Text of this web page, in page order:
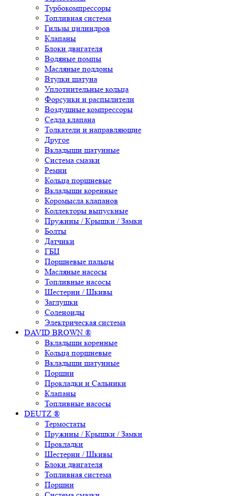
Турбокомпрессоры
Топливная система
Гильзы цилиндров
Клапаны
Блоки двигателя
Водяные помпы
Масляные поддоны
Втулки шатуна
Уплотнительные кольца
Форсунки и распылители
Воздушные компрессоры
Седла клапана
Толкатели и направляющие
Другое
Вкладыши шатунные
Система смазки
Ремни
Кольца поршневые
Вкладыши коренные
Коромысла клапанов
Коллекторы выпускные
Пружины / Крышки / Замки
Болты
Датчики
ГБЦ
Поршневые пальцы
Масляные насосы
Топливные насосы
Шестерни / Шкивы
Заглушки
Соленоиды
Электрическая система
DAVID BROWN ®
Вкладыши коренные
Кольца поршневые
Вкладыши шатунные
Поршни
Прокладки и Сальники
Клапаны
Топливные насосы
DEUTZ ®
Термостаты
Пружины / Крышки / Замки
Прокладки
Шестерни / Шкивы
Блоки двигателя
Топливная система
Поршни